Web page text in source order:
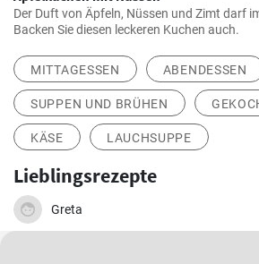
Der Duft von Äpfeln, Nüssen und Zimt darf
Backen Sie diesen leckeren Kuchen auch.
MITTAGESSEN ABENDESSEN
SUPPEN UND BRÜHEN
KÄSE LAUCHSUPPE
Lieblingsrezepte
Greta